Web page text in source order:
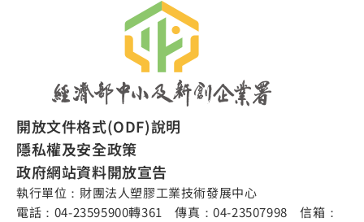
開放文件格式(ODF)說明
隱私權及安全政策
政府網站資料開放宣告
執行單位：財團法人塑膠工業技術發展中心
電話：04-23595900轉361 傳真：04-23507998 信箱：